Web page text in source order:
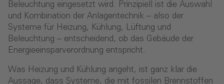
Beleuchtung eingesetzt wird. Prinzipiell ist die Auswahl
und Kombination der Anlagentechnik – also der
Systeme für Heizung, Kühlung, Lüftung und
Beleuchtung – entscheidend, ob das Gebäude der
Energieeinsparverordnung entspricht.
Was Heizung und Kühlung angeht, ist ganz klar die
Aussage, dass Systeme, die mit fossilen Brennstoffen